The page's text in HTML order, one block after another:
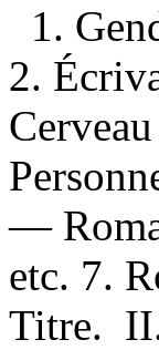
1.
2.
—
etc. 7.
Titre.